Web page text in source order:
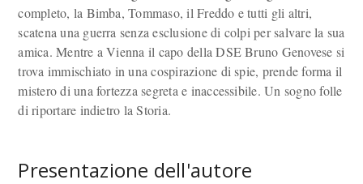
completo, la Bimba, Tommaso, il Freddo e tutti gli altri,
scatena una guerra senza esclusione di colpi per salvare la sua
amica. Mentre a Vienna il capo della DSE Bruno Genovese si
trova immischiato in una cospirazione di spie, prende forma il
mistero di una fortezza segreta e inaccessibile. Un sogno folle
di riportare indietro la Storia.
Presentazione dell'autore